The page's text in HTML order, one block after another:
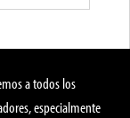
a todos los
especialmente